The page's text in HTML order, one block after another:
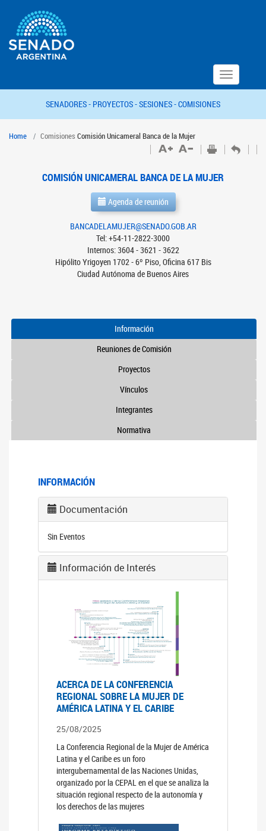
Toggle
navigation
SENADORES - PROYECTOS -SESIONES -COMISIONES
Home Comisiones Comisión Unicameral Banca de la Mujer
COMISIÓN UNICAMERAL BANCA DE LA MUJER
Agenda de reunión
BANCADELAMUJER@SENADO.GOB.AR
Tel: +54-11-2822-3000
Internos: 3604 - 3621 - 3622
Hipólito Yrigoyen 1702 - 6º Piso, Oficina 617 Bis
Ciudad Autónoma de Buenos Aires
Información
Reuniones de Comisión
Proyectos
Vínculos
Integrantes
Normativa
INFORMACIÓN
Documentación
Sin Eventos
Información de Interés
ACERCA DE LA CONFERENCIA
REGIONAL SOBRE LA MUJER DE
AMÉRICA LATINA Y EL CARIBE
25/08/2025
La Conferencia Regional de la Mujer de América
Latina y el Caribe es un foro
intergubernamental de las Naciones Unidas,
organizado por la CEPAL en el que se analiza la
situación regional respecto de la autonomía y
los derechos de las mujeres